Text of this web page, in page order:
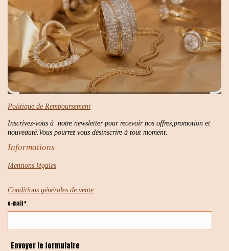
Politique de Remboursement
Inscrivez-vous à notre newsletter pour recevoir nos offres,promotion et
nouveauté.Vous pourrez vous désinscrire à tout moment.
Informations
Mentions légales
Conditions générales de vente
e-mail *
Envoyer le formulaire